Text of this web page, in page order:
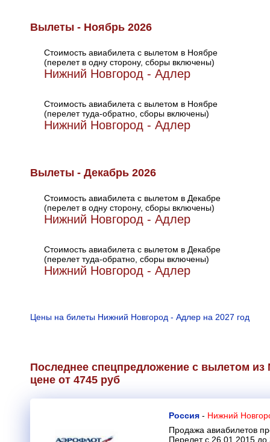
Вылеты - Ноябрь 2026
Стоимость авиабилета с вылетом в Ноябре
(перелет в одну сторону, сборы включены)
Нижний Новгород - Адлер
Стоимость авиабилета с вылетом в Ноябре
(перелет туда-обратно, сборы включены)
Нижний Новгород - Адлер
Вылеты - Декабрь 2026
Стоимость авиабилета с вылетом в Декабре
(перелет в одну сторону, сборы включены)
Нижний Новгород - Адлер
Стоимость авиабилета с вылетом в Декабре
(перелет туда-обратно, сборы включены)
Нижний Новгород - Адлер
Цены на билеты Нижний Новгород - Адлер на 2027 год
Последнее спецпредложение с вылетом
цене от 4745 руб
Россия - Нижний
Продажа авиабилетов
Перелет с 26.01.2015 до